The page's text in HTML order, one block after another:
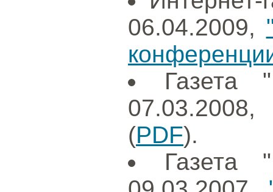
06.04.2009,
Газета
07.03.2008,
(PDF).
Газета